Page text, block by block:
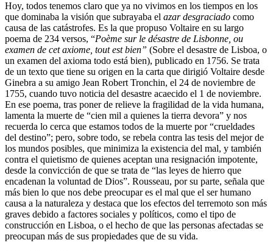
Hoy, todos tenemos claro que ya no vivimos en los tiempos en los
que dominaba la visión que subrayaba el azar desgraciado como
causa de las catástrofes. Es la que propuso Voltaire en su largo
poema de 234 versos, “Poème sur le désastre de Lisbonne, ou
examen de cet axiome, tout est bien” (Sobre el desastre de Lisboa, o
un examen del axioma todo está bien), publicado en 1756. Se trata
de un texto que tiene su origen en la carta que dirigió Voltaire desde
Ginebra a su amigo Jean Robert Tronchin, el 24 de noviembre de
1755, cuando tuvo noticia del desastre acaecido el 1 de noviembre.
En ese poema, tras poner de relieve la fragilidad de la vida humana,
lamenta la muerte de “cien mil a quienes la tierra devora” y nos
recuerda lo cerca que estamos todos de la muerte por “crueldades
del destino”; pero, sobre todo, se rebela contra las tesis del mejor de
los mundos posibles, que minimiza la existencia del mal, y también
contra el quietismo de quienes aceptan una resignación impotente,
desde la convicción de que se trata de “las leyes de hierro que
encadenan la voluntad de Dios”. Rousseau, por su parte, señala que
más bien lo que nos debe preocupar es el mal que el ser humano
causa a la naturaleza y destaca que los efectos del terremoto son más
graves debido a factores sociales y políticos, como el tipo de
construcción en Lisboa, o el hecho de que las personas afectadas se
preocupan más de sus propiedades que de su vida.